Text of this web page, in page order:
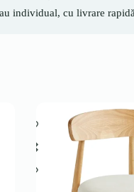
individual, cu livrare